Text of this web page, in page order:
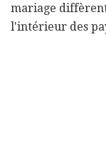
mariage
l'intérieur des